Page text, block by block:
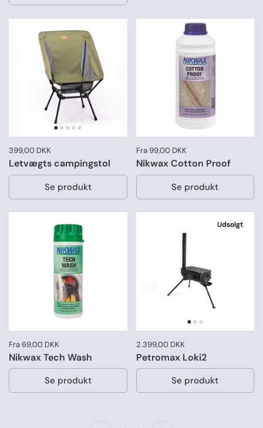
Pris:
399,00 DKK
Letvægts campingstol
Se produkt
Pris:
Fra 99,00 DKK
Nikwax Cotton Proof
Se produkt
Pris:
Fra 69,00 DKK
Nikwax Tech Wash
Se produkt
Pris:
2.399,00 DKK
Petromax Loki2
Se produkt
Udsolgt
Næste